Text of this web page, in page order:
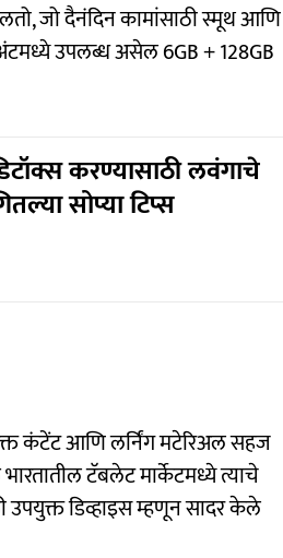
जो दैनंदिन कामांसाठी स्मूथ आणि
उपलब्ध असेल 6GB + 128GB
करण्यासाठी लवंगाचे
सोप्या टिप्स
कंटेंट आणि लर्निंग मटेरिअल सहज
टॅबलेट मार्केटमध्ये त्याचे
उपयुक्त डिव्हाइस म्हणून सादर केले